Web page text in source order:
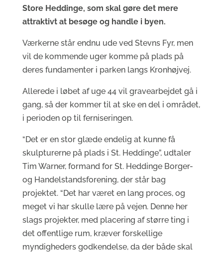
Store Heddinge, som skal gøre det mere
attraktivt at besøge og handle i byen.
Værkerne står endnu ude ved Stevns Fyr, men
vil de kommende uger komme på plads på
deres fundamenter i parken langs Kronhøjvej.
Allerede i løbet af uge 44 vil gravearbejdet gå i
gang, så der kommer til at ske en del i området,
i perioden op til ferniseringen.
“Det er en stor glæde endelig at kunne få
skulpturerne på plads i St. Heddinge”, udtaler
Tim Warner, formand for St. Heddinge Borger-
og Handelstandsforening, der står bag
projektet. “Det har været en lang proces, og
meget vi har skulle lære på vejen. Denne her
slags projekter, med placering af større ting i
det offentlige rum, kræver forskellige
myndigheders godkendelse, da der både skal